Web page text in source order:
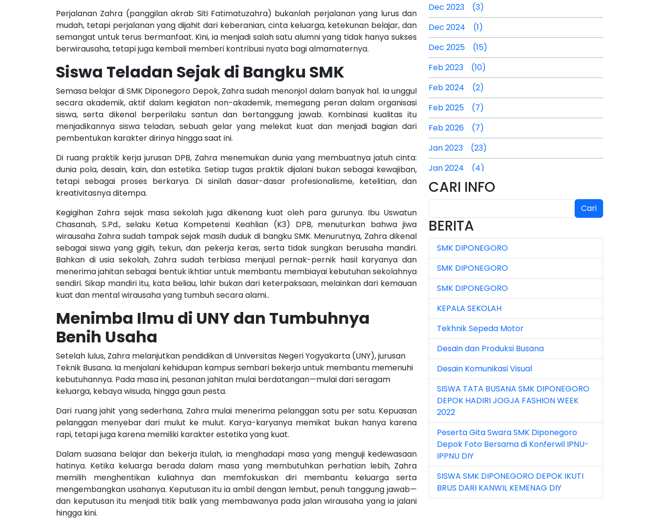
Perjalanan Zahra (panggilan akrab Siti Fatimatuzahra) bukanlah perjalanan yang lurus dan
mudah, tetapi perjalanan yang dijahit dari keberanian, cinta keluarga, ketekunan belajar, dan
semangat untuk terus bermanfaat. Kini, ia menjadi salah satu alumni yang tidak hanya sukses
berwirausaha, tetapi juga kembali memberi kontribusi nyata bagi almamaternya.
Siswa Teladan Sejak di Bangku SMK
Semasa belajar di SMK Diponegoro Depok, Zahra sudah menonjol dalam banyak hal. Ia unggul
secara akademik, aktif dalam kegiatan non-akademik, memegang peran dalam organisasi
siswa, serta dikenal berperilaku santun dan bertanggung jawab. Kombinasi kualitas itu
menjadikannya siswa teladan, sebuah gelar yang melekat kuat dan menjadi bagian dari
pembentukan karakter dirinya hingga saat ini.
Di ruang praktik kerja jurusan DPB, Zahra menemukan dunia yang membuatnya jatuh cinta:
dunia pola, desain, kain, dan estetika. Setiap tugas praktik dijalani bukan sebagai kewajiban,
tetapi sebagai proses berkarya. Di sinilah dasar-dasar profesionalisme, ketelitian, dan
kreativitasnya ditempa.
Kegigihan Zahra sejak masa sekolah juga dikenang kuat oleh para gurunya. Ibu Uswatun
Chasanah, S.Pd., selaku Ketua Kompetensi Keahlian (K3) DPB, menuturkan bahwa jiwa
wirausaha Zahra sudah tampak sejak masih duduk di bangku SMK. Menurutnya, Zahra dikenal
sebagai siswa yang gigih, tekun, dan pekerja keras, serta tidak sungkan berusaha mandiri.
Bahkan di usia sekolah, Zahra sudah terbiasa menjual pernak-pernik hasil karyanya dan
menerima jahitan sebagai bentuk ikhtiar untuk membantu membiayai kebutuhan sekolahnya
sendiri. Sikap mandiri itu, kata beliau, lahir bukan dari keterpaksaan, melainkan dari kemauan
kuat dan mental wirausaha yang tumbuh secara alami..
Menimba Ilmu di UNY dan Tumbuhnya
Benih Usaha
Setelah lulus, Zahra melanjutkan pendidikan di Universitas Negeri Yogyakarta (UNY), jurusan
Teknik Busana. Ia menjalani kehidupan kampus sembari bekerja untuk membantu memenuhi
kebutuhannya. Pada masa ini, pesanan jahitan mulai berdatangan—mulai dari seragam
keluarga, kebaya wisuda, hingga gaun pesta.
Dari ruang jahit yang sederhana, Zahra mulai menerima pelanggan satu per satu. Kepuasan
pelanggan menyebar dari mulut ke mulut. Karya-karyanya memikat bukan hanya karena
rapi, tetapi juga karena memiliki karakter estetika yang kuat.
Dalam suasana belajar dan bekerja itulah, ia menghadapi masa yang menguji kedewasaan
hatinya. Ketika keluarga berada dalam masa yang membutuhkan perhatian lebih, Zahra
memilih menghentikan kuliahnya dan memfokuskan diri membantu keluarga serta
mengembangkan usahanya. Keputusan itu ia ambil dengan lembut, penuh tanggung jawab—
dan keputusan itu menjadi titik balik yang membawanya pada jalan wirausaha yang ia jalani
hingga kini.
Dec 2023 (3)
Dec 2024 (1)
Dec 2025 (15)
Feb 2023 (10)
Feb 2024 (2)
Feb 2025 (7)
Feb 2026 (7)
Jan 2023 (23)
Jan 2024 (4)
Jan 2025 (4)
Jul 2025 (3)
Jul 2026 (4)
Jun 2023 (7)
Jun 2024 (3)
Jun 2025 (1)
Jun 2026 (5)
Mar 2023 (8)
Mar 2024 (1)
Mar 2026 (3)
May 2026 (16)
Nov 2022 (101)
Nov 2023 (5)
Nov 2025 (15)
Oct 2024 (2)
CARI INFO
Cari
BERITA
SMK DIPONEGORO
SMK DIPONEGORO
SMK DIPONEGORO
KEPALA SEKOLAH
Tekhnik Sepeda Motor
Desain dan Produksi Busana
Desain Komunikasi Visual
SISWA TATA BUSANA SMK DIPONEGORO
DEPOK HADIRI JOGJA FASHION WEEK
2022
Peserta Gita Swara SMK Diponegoro
Depok Foto Bersama di Konferwil IPNU-
IPPNU DIY
SISWA SMK DIPONEGORO DEPOK IKUTI
BRUS DARI KANWIL KEMENAG DIY